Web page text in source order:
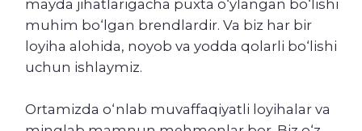
kutilganidan ham ko‘prog‘ini qilishga
intilamiz. Eventlarni formula bilan hisoblab
bo‘lmaydi. Ularni his qilish kerak. Shu sababli
biz tayyor qoliplarga emas, balki intuitsiya,
empatiya va kontekstni aniq his qilishga
Bizning xizmatlarimiz to‘liq spektrni o‘z ichiga
oladi: konsepsiya ishlab chiqishdan tortib